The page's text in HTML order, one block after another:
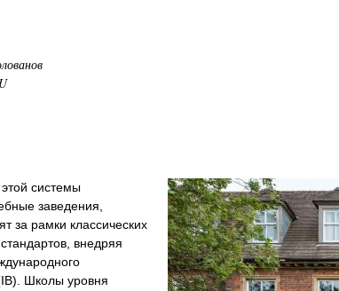
системы
заведения,
за рамки классических
внедряя
Школы уровня